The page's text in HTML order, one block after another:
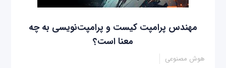
مهندس پرامپت کیست و پرامپت‌نویسی به چه
معنا است؟
هوش مصنوعی